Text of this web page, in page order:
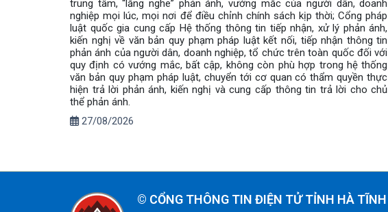
trung tâm, “lắng nghe” phản ánh, vướng mắc của người dân, doanh
nghiệp mọi lúc, mọi nơi để điều chỉnh chính sách kịp thời; Cổng pháp
luật quốc gia cung cấp Hệ thống thông tin tiếp nhận, xử lý phản ánh,
kiến nghị về văn bản quy phạm pháp luật kết nối, tiếp nhận thông tin
phản ánh của người dân, doanh nghiệp, tổ chức trên toàn quốc đối với
quy định có vướng mắc, bất cập, không còn phù hợp trong hệ thống
văn bản quy phạm pháp luật, chuyển tới cơ quan có thẩm quyền thực
hiện trả lời phản ánh, kiến nghị và cung cấp thông tin trả lời cho chủ
thể phản ánh.
27/08/2026
© CỔNG THÔNG TIN ĐIỆN TỬ TỈNH HÀ TĨNH